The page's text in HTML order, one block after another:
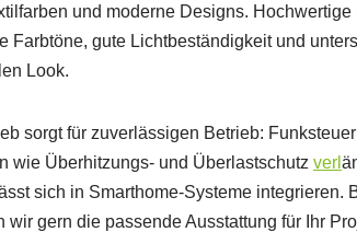
und moderne Designs.
Farbtöne, gute Lichtbeständigkeit und
Look.
sorgt für zuverlässigen Betrieb:
wie Überhitzungs- und Überlastschutz verl
sich in Smarthome-Systeme integrieren.
wir gern die passende Ausstattung für Ihr